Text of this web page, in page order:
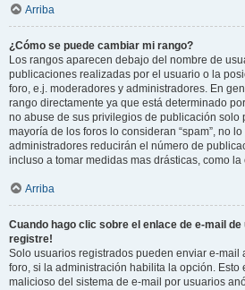
Arriba
¿Cómo se puede cambiar mi rango?
Los rangos aparecen debajo del nombre de
publicaciones realizadas por el usuario o la
foro, e.j. moderadores y administradores. En
rango directamente ya que está determinado
no abuse de sus privilegios de publicación solo
mayoría de los foros lo consideran “spam”, no
administradores reducirán el número de
incluso a tomar medidas mas drásticas, como
Arriba
Cuando hago clic sobre el enlace de e-mail de
registre!
Solo usuarios registrados pueden enviar e-mail
foro, si la administración habilita la opción. Esto
malicioso del sistema de e-mail por usuarios